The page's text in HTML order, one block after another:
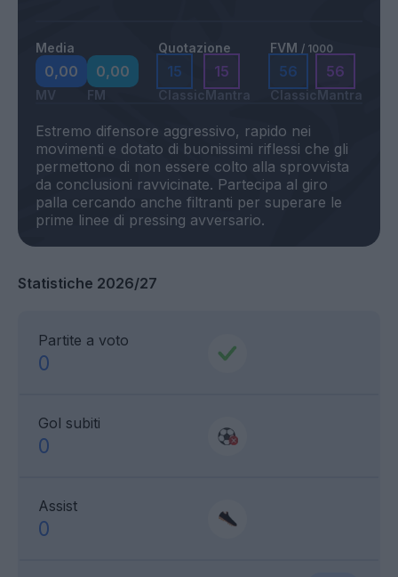
Media
0,00
MV
0,00
FM
Quotazione
15
Classic
15
Mantra
FVM / 1000
56
Classic
56
Mantra
Estremo difensore aggressivo, rapido nei
movimenti e dotato di buonissimi riflessi che gli
permettono di non essere colto alla sprovvista
da conclusioni ravvicinate. Partecipa al giro
palla cercando anche filtranti per superare le
Statistiche 2026/27
Partite a voto
0
Gol subiti
0
Assist
0